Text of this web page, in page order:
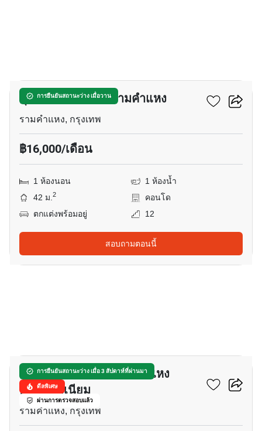
การยืนยันสถานะว่าง เมื่อวาน
ศุภาลัย เวอเรนด้า รามคำแหง
รามคำแหง, กรุงเทพ
฿16,000/เดือน
1 ห้องนอน
1 ห้องน้ำ
42 ม.2
คอนโด
ตกแต่งพร้อมอยู่
12
สอบถามตอนนี้
การยืนยันสถานะว่าง เมื่อ 3 สัปดาห์ที่ผ่านมา
ดีลพิเศษ
ผ่านการตรวจสอบแล้ว
ศุภาลัย ซิตี้ รีสอร์ท รามคำแหง
คอนโดมิเนียม
รามคำแหง, กรุงเทพ